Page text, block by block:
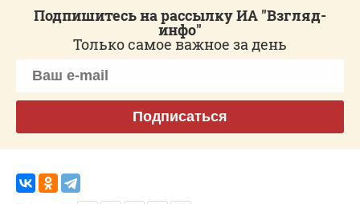
Подпишитесь на рассылку ИА "Взгляд-
инфо"
Только самое важное за день
Подписаться